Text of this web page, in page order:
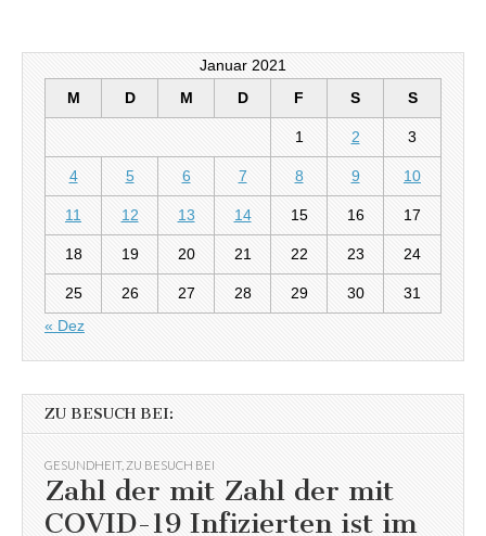
Januar 2021
M
D M D F S S
1 2 3
4 5 6 7 8 9 10
11 12 13 14 15 16 17
18 19 20 21 22 23 24
25 26 27 28 29 30
31
« Dez
ZU BESUCH BEI:
GESUNDHEIT, ZU BESUCH BEI
Zahl der mit Zahl der mit
COVID-19 Infizierten ist im